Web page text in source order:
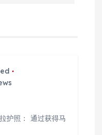
护照： 通过获得马